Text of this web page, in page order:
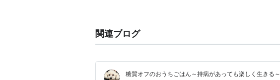
関連ブログ
糖質オフのおうちごはん～持病があっても楽しく生きる～